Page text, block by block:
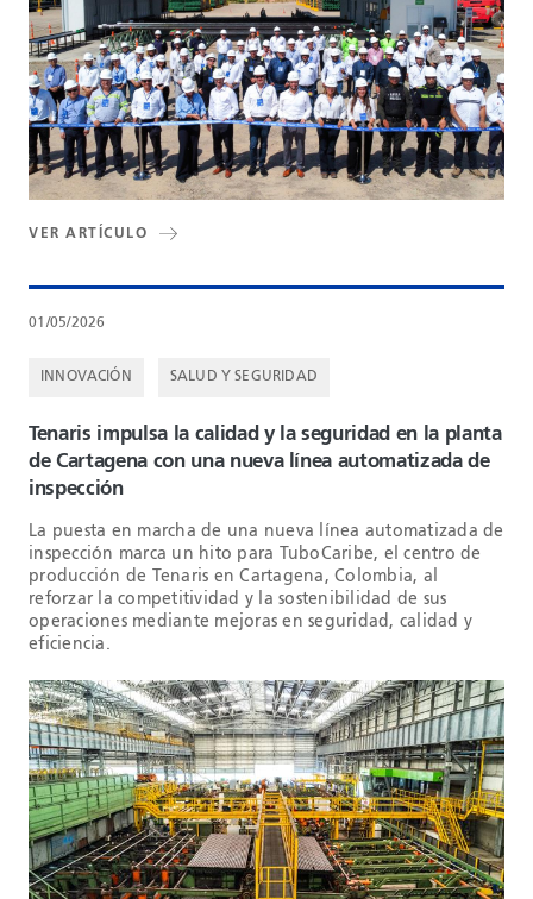
VER ARTÍCULO
01/05/2026
INNOVACIÓN SALUD Y SEGURIDAD
Tenaris impulsa la calidad y la seguridad en la planta
de Cartagena con una nueva línea automatizada de
inspección
La puesta en marcha de una nueva línea automatizada de
inspección marca un hito para TuboCaribe, el centro de
producción de Tenaris en Cartagena, Colombia, al
reforzar la competitividad y la sostenibilidad de sus
operaciones mediante mejoras en seguridad, calidad y
eficiencia.